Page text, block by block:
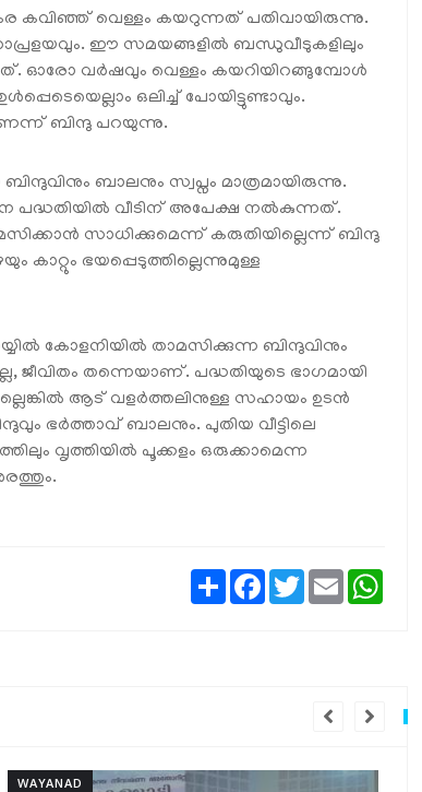
കവിഞ്ഞ് വെള്ളം കയറുന്നത് പതിവായിരുന്നു.
ഈ സമയങ്ങളില്‍ ബന്ധുവീടുകളിലും
ഓരോ വര്‍ഷവും വെള്ളം കയറിയിറങ്ങുമ്പോള്‍
ഒലിച്ച് പോയിട്ടുണ്ടാവും.
ബിന്ദു പറയുന്നു.
ബാലനും സ്വപ്നം മാത്രമായിരുന്നു.
വീടിന് അപേക്ഷ നല്‍കുന്നത്.
സാധിക്കുമെന്ന് കരുതിയില്ലെന്ന് ബിന്ദു
കാറ്റും ഭയപ്പെടുത്തില്ലെന്നുമുള്ള
കോളനിയില്‍ താമസിക്കുന്ന ബിന്ദുവിനും
ജീവിതം തന്നെയാണ്. പദ്ധതിയുടെ ഭാഗമായി
ആട് വളര്‍ത്തലിനുള്ള സഹായം ഉടന്‍
ഭര്‍ത്താവ് ബാലനും. പുതിയ വീട്ടിലെ
വൃത്തിയില്‍ പൂക്കളം ഒരുക്കാമെന്ന
ShareFacebook
TwitterEmail
WAYANAD